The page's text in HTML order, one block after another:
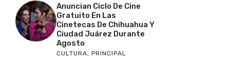
Anuncian Ciclo De Cine
Gratuito En Las
Cinetecas De Chihuahua Y
Ciudad Juárez Durante
Agosto
CULTURA, PRINCIPAL